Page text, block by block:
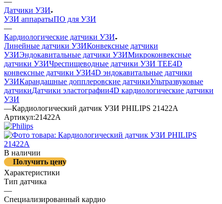
Датчики УЗИ
УЗИ аппаратыПО для УЗИ
—
Кардиологические датчики УЗИ
Линейные датчики УЗИКонвексные датчики
УЗИЭндокавитальные датчики УЗИМикроконвексные
датчики УЗИЧреспищеводные датчики УЗИ TEE4D
конвексные датчики УЗИ4D эндокавитальные датчики
УЗИКарандашные допплеровские датчикиУльтразвуковые
датчикиДатчики эластографии4D кардиологические датчики
УЗИ
—Кардиологический датчик УЗИ PHILIPS 21422A
Артикул:21422A
В наличии
Получить цену
Характеристики
Тип датчика
—
Специализированный кардио